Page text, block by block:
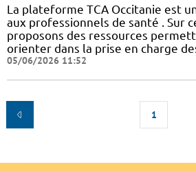
La plateforme TCA Occitanie est
aux professionnels de santé . Sur
proposons des ressources
orienter dans la prise en charge
05/06/2026 11:52
1